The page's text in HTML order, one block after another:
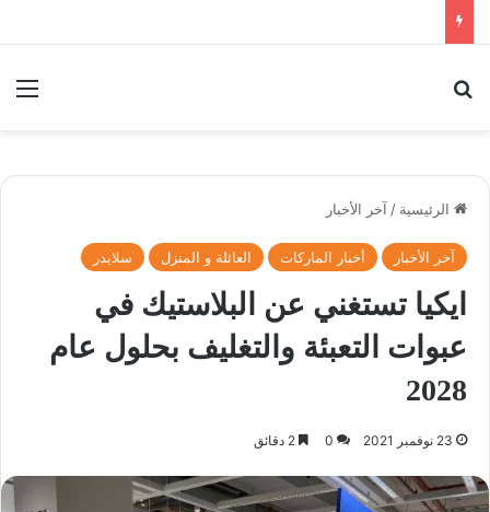
الرئيسية / آخر الأخبار
آخر الأخبار أخبار الماركات العائلة و المنزل سلايدر
ايكيا تستغني عن البلاستيك في
عبوات التعبئة والتغليف بحلول عام
2028
23 نوفمبر 2021 0